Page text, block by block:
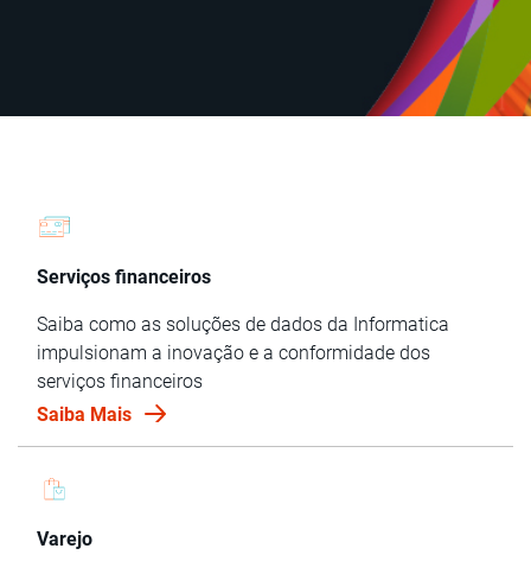
Serviços financeiros
Saiba como as soluções de dados da Informatica
impulsionam a inovação e a conformidade dos
serviços financeiros
Saiba Mais
Varejo